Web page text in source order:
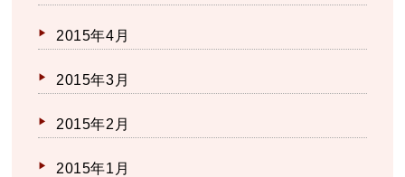
2015年4月
2015年3月
2015年2月
2015年1月